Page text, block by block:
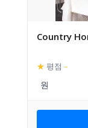
Country
★ 평점 –